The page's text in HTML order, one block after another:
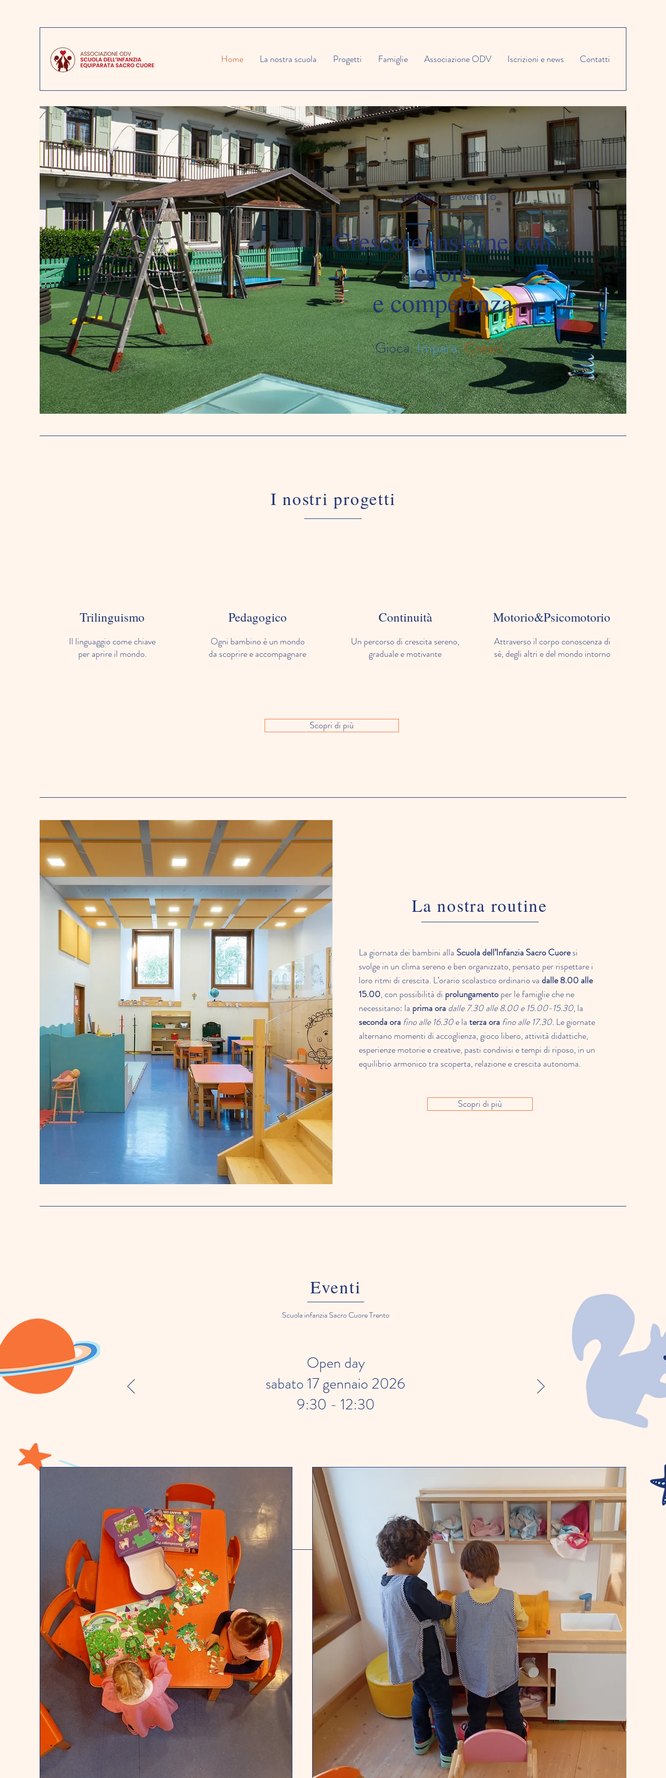
Home La nostra scuola Progetti Famiglie Associazione ODV Iscrizioni e news Contatti
Ti diamo il benvenuto
Crescere insieme con
cuore
e competenza
Gioca.Impara.Cresci.
I nostri progetti
Scopri di più
Trilinguismo
Il linguaggio come chiave
per aprire il mondo.
Pedagogico
Ogni bambino è un mondo
da scoprire e accompagnare
Continuità
Un percorso di crescita sereno,
graduale e motivante
Motorio&Psicomotorio
Attraverso il corpo conoscenza di
sè, degli altri e del mondo intorno
La nostra routine
La giornata dei bambini alla Scuola dell’Infanzia Sacro Cuoresi
svolge in un clima sereno e ben organizzato, pensato per rispettare i
loro ritmi di crescita. L’orario scolastico ordinario vadalle 8.00 alle
15.00, con possibilità di prolungamentoper le famiglie che ne
necessitano: la prima oradalle 7.30 alle 8.00 e 15.00-15.30, la
seconda ora fino alle 16.30e laterza ora fino alle 17.30. Le giornate
alternano momenti di accoglienza, gioco libero, attività didattiche,
esperienze motorie e creative, pasti condivisi e tempi di riposo, in un
equilibrio armonico tra scoperta, relazione e crescita autonoma.
Scopri di più
Eventi
Scuola infanzia Sacro Cuore Trento
Open day
sabato 17 gennaio 2026
9:30 - 12:30